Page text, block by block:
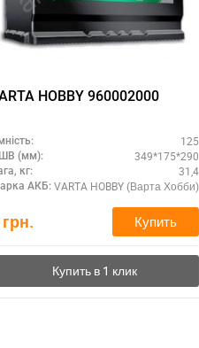
VARTA HOBBY 960002000
125
(мм): 349*175*290
кг: 31,4
АКБ: VARTA HOBBY (Варта Хобби)
грн. Купить
За відсутності звязку -